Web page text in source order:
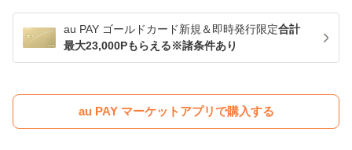
au PAY ゴールドカード新規＆即時発行限定合計
最大23,000Pもらえる※諸条件あり
au PAY マーケットアプリで購入する